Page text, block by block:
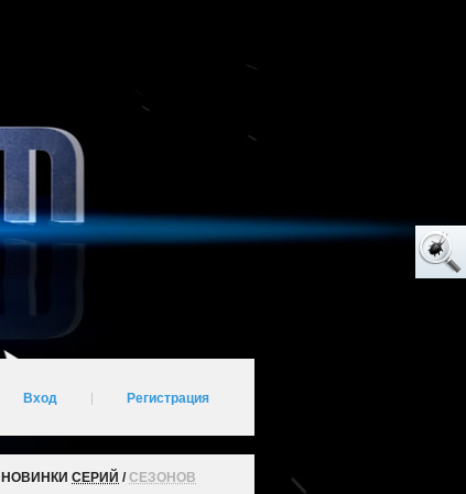
Вход Регистрация
НОВИНКИ СЕРИЙ /СЕЗОНОВ